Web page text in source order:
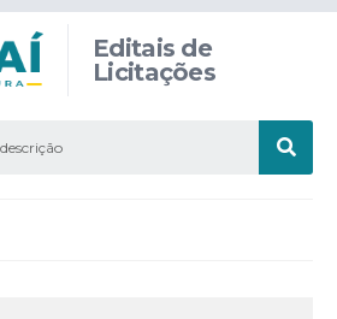
Editais de
Licitações